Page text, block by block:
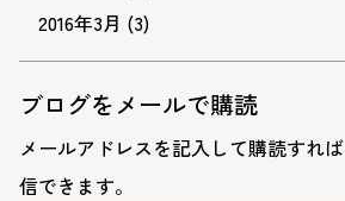
2016年3月 (3)
ブログをメールで購読
メールアドレスを記入して購読すれ
信できます。